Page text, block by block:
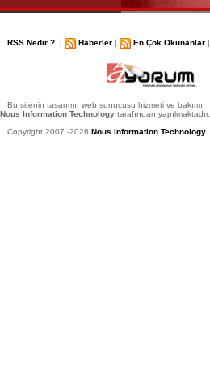
RSS Nedir ? | Haberler | En Çok Okunanlar |
Bu sitenin tasarımı, web sunucusu hizmeti ve bakımı
Nous Information Technology tarafından yapılmaktadır.
Copyright 2007 -2026 Nous Information Technology